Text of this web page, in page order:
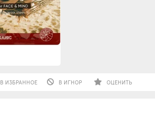
В ИЗБРАННОЕ В ИГНОР ОЦЕНИТЬ